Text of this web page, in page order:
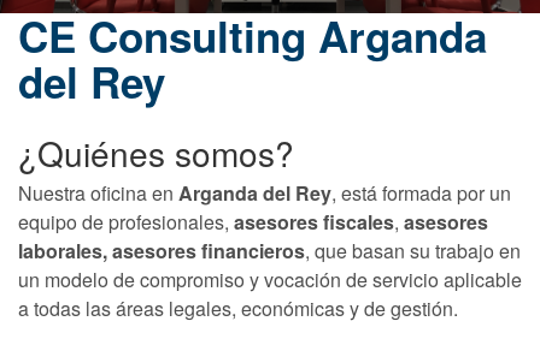
CE Consulting Arganda
del Rey
¿Quiénes somos?
Nuestra oficina en Arganda del Rey, está formada por un
equipo de profesionales, asesores fiscales, asesores
laborales,asesores financieros, que basan su trabajo en
un modelo de compromiso y vocación de servicio aplicable
a todas las áreas legales, económicas y de gestión.